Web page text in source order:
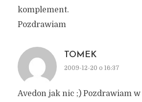
komplement.
Pozdrawiam
TOMEK
2009-12-20 o 16:37
Avedon jak nic ;) Pozdrawiam